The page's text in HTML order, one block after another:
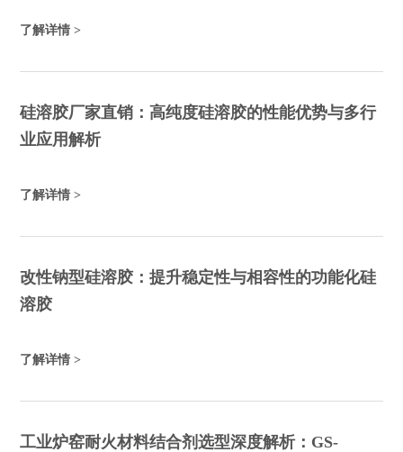
了解详情 >
硅溶胶厂家直销：高纯度硅溶胶的性能优势与多行
业应用解析
了解详情 >
改性钠型硅溶胶：提升稳定性与相容性的功能化硅
溶胶
了解详情 >
工业炉窑耐火材料结合剂选型深度解析：GS-